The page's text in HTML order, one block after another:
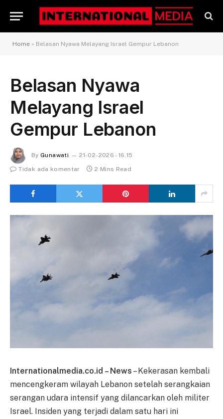
Home » Belasan Nyawa Melayang Israel Gempur Lebanon
Belasan Nyawa
Melayang Israel
Gempur Lebanon
By Gunawati
21-02-2026 - 16.15
Tidak ada komentar
2 Mins Read
Internationalmedia.co.id – News – Kekerasan kembali
mencengkeram wilayah Lebanon setelah serangkaian
serangan udara intensif yang dilancarkan oleh militer
Israel. Insiden yang terjadi dalam satu hari ini